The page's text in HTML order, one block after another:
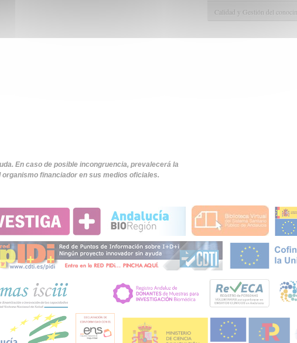
En caso de posible incongruencia, prevalecerá la
financiador en sus medios oficiales.
Calidad y Gestión del